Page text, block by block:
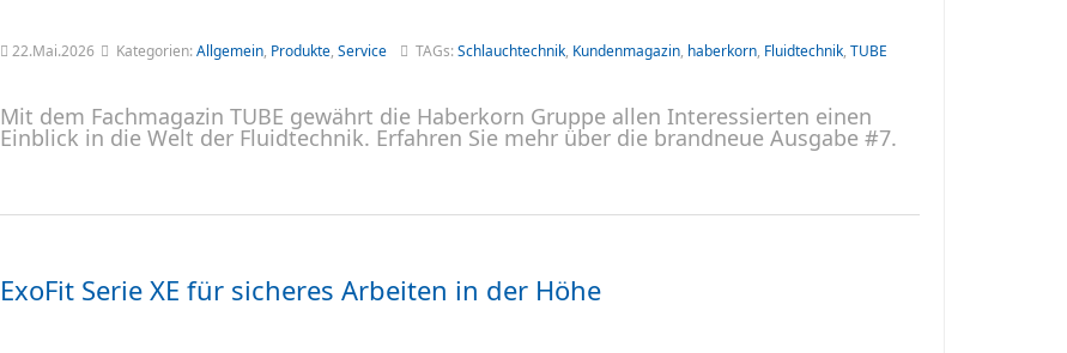
22.Mai.2026 Kategorien:Allgemein, Produkte, Service TAGs:Schlauchtechnik, Kundenmagazin, haberkorn, Fluidtechnik, TUBE
Mit dem Fachmagazin TUBE gewährt die Haberkorn Gruppe allen Interessierten einen
Einblick in die Welt der Fluidtechnik. Erfahren Sie mehr über die brandneue Ausgabe #7.
ExoFit Serie XE für sicheres Arbeiten in der Höhe